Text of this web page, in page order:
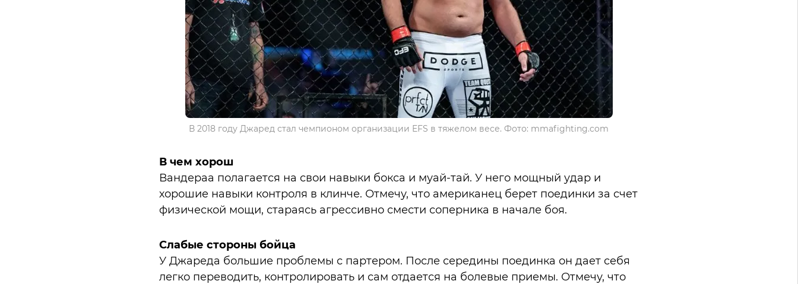
В 2018 году Джаред стал чемпионом организации EFS в тяжелом весе. Фото: mmafighting.com
В чем хорош
Вандераа полагается на свои навыки бокса и муай-тай. У него мощный удар и
хорошие навыки контроля в клинче. Отмечу, что американец берет поединки за счет
физической мощи, стараясь агрессивно смести соперника в начале боя.
Слабые стороны бойца
У Джареда большие проблемы с партером. После середины поединка он дает себя
легко переводить, контролировать и сам отдается на болевые приемы. Отмечу, что